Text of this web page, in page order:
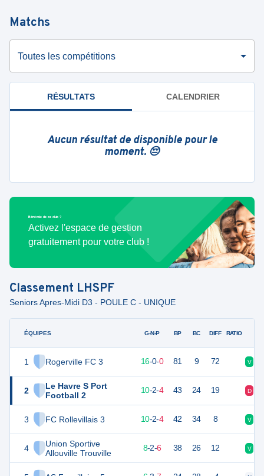
Matchs
Toutes les compétitions
RÉSULTATS CALENDRIER
Aucun résultat de disponible pour le
moment. 😔
Bénévole de ce club ?
Activez l'espace de gestion
gratuitement pour votre club !
Classement LHSPF
Seniors Apres-Midi D3 - POULE C - UNIQUE
ÉQUIPES
1 Rogerville FC 3
2
Le Havre S Port
Football 2
3 FC Rollevillais 3
4
Union Sportive
Allouville Trouville
G-N-P BP BC DIFF RATIO
16-0-0 81 9 72 V
48 10-2-4 43 24 19 D
48 10-2-4 42 34 8 V
42 8-2-6 38 26 12 V